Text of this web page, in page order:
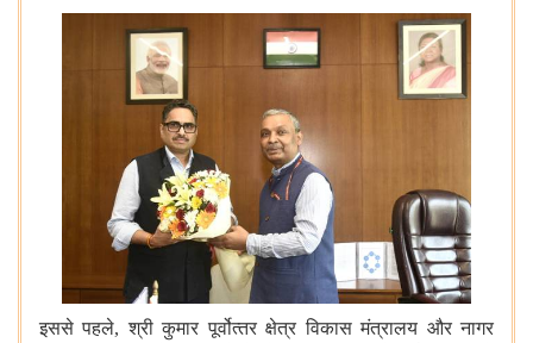
इससे पहले, श्री कुमार पूर्वोत्‍तर क्षेत्र विकास मंत्रालय और नागर